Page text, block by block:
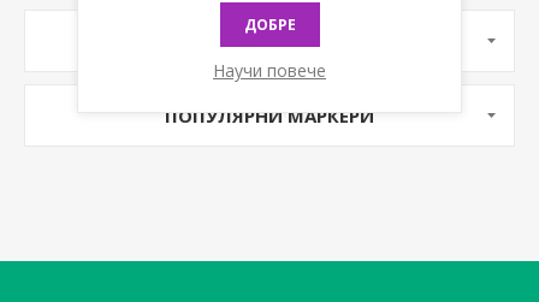
ПОДКАТЕГОРИИ
ПОПУЛЯРНИ МАРКЕРИ
ДОБРЕ
Научи повече